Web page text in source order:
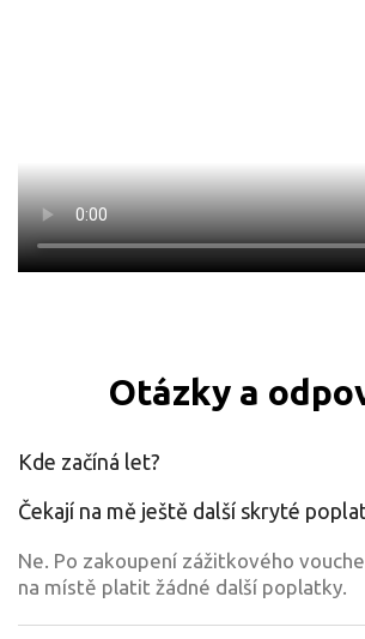
Otázky a
Kde začíná let?
Čekají na mě ještě další skryté
Ne. Po zakoupení zážitkového
na místě platit žádné další poplatky.